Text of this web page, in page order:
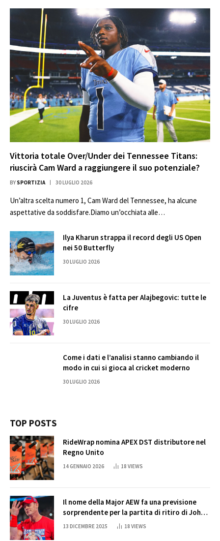
Vittoria totale Over/Under dei Tennessee Titans:
riuscirà Cam Ward a raggiungere il suo potenziale?
BY SPORTIZIA 30 LUGLIO 2026
Un’altra scelta numero 1, Cam Ward del Tennessee, ha alcune
aspettative da soddisfare.Diamo un’occhiata alle…
Ilya Kharun strappa il record degli US Open
nei 50 Butterfly
30 LUGLIO 2026
La Juventus è fatta per Alajbegovic: tutte le
cifre
30 LUGLIO 2026
Come i dati e l’analisi stanno cambiando il
modo in cui si gioca al cricket moderno
30 LUGLIO 2026
TOP POSTS
RideWrap nomina APEX DST distributore nel
Regno Unito
14 GENNAIO 2026 18 VIEWS
Il nome della Major AEW fa una previsione
sorprendente per la partita di ritiro di John
Cena
13 DICEMBRE 2025 18 VIEWS